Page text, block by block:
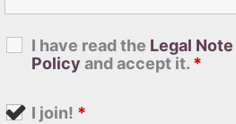
I have read the Legal Note
Policy and accept it. *
I join! *